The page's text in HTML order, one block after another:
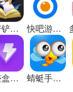
它通常会提
以及游戏排
在多个应用
于喜欢尝试
软件更像一个
省时间，也
手游体验。
推荐；奇迹
金铲铲助手安卓版 快吧游戏盒手机版
奇迹盒子正版 蜻蜓手游网安卓手游下载站